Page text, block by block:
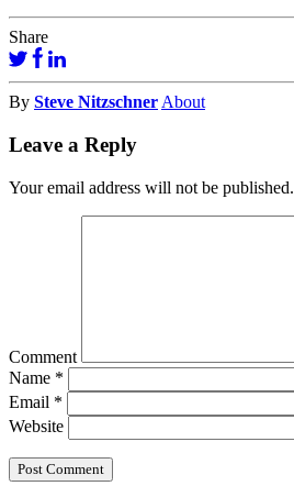
Share
By Steve Nitzschner About
Leave a Reply
Your email address will not be published.
Comment
Name *
Email *
Website